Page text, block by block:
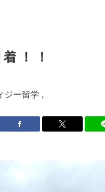
！！
ジー留学